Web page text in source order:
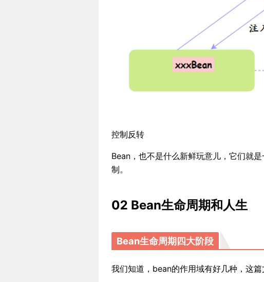
控制反转
Bean，也不是什么新鲜玩意儿，它们就
制。
02 Bean生命周期和人生
Bean生命周期四大阶段
我们知道，bean的作用域有好几种，这